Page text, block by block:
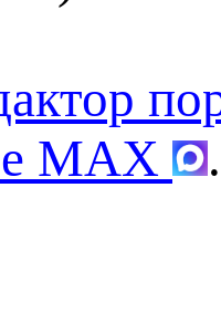
MAX
.